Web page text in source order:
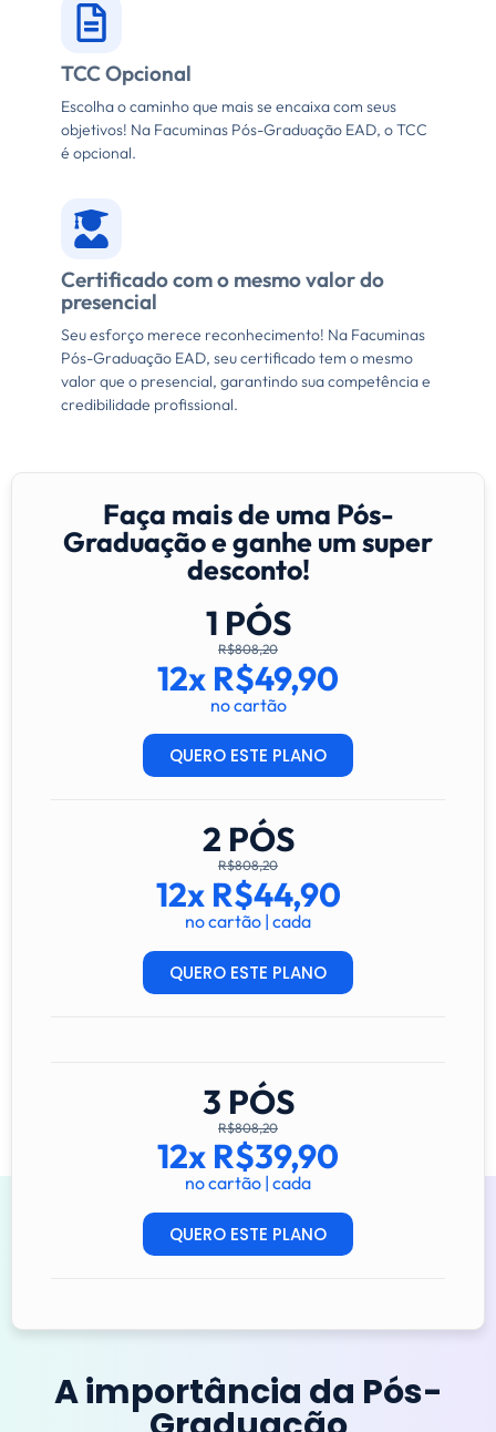
TCC Opcional
Escolha o caminho que mais se encaixa com seus
objetivos! Na Facuminas Pós-Graduação EAD, o TCC
é opcional.
Certificado com o mesmo valor do
presencial
Seu esforço merece reconhecimento! Na Facuminas
Pós-Graduação EAD, seu certificado tem o mesmo
valor que o presencial, garantindo sua competência e
credibilidade profissional.
Faça mais de uma Pós-
Graduação e ganhe um super
desconto!
1 PÓS
R$808,20
12x R$49,90
no cartão
QUERO ESTE PLANO
2 PÓS
R$808,20
12x R$44,90
no cartão | cada
QUERO ESTE PLANO
3 PÓS
R$808,20
12x R$39,90
no cartão | cada
QUERO ESTE PLANO
A importância da Pós-